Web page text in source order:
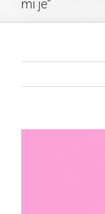
mi je“